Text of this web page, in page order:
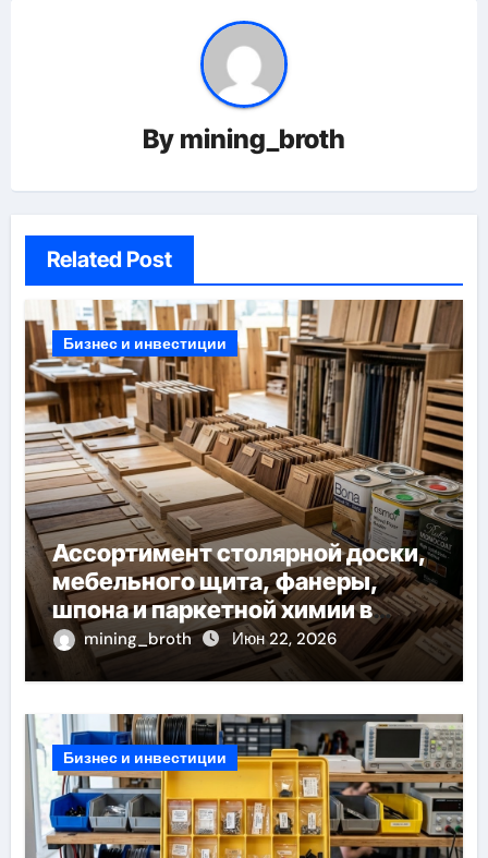
By mining_broth
Related Post
Бизнес и инвестиции
Ассортимент столярной доски,
мебельного щита, фанеры,
шпона и паркетной химии в
каталоге
mining_broth Июн 22, 2026
Бизнес и инвестиции